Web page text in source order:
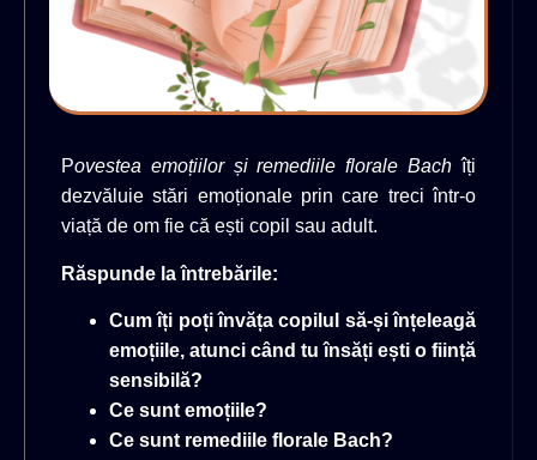
Povestea emoțiilor și remediile florale Bach îți
dezvăluie stări emoționale prin care treci într-o
viață de om fie că ești copil sau adult.
Răspunde la întrebările:
Cum îți poți învăța copilul să-și înțeleagă
emoțiile, atunci când tu însăți ești o ființă
sensibilă?
Ce sunt emoțiile?
Ce sunt remediile florale Bach?